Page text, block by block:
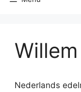
Nederlands